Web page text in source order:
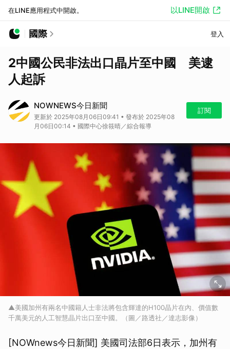
在LINE應用程式中開啟。 以LINE開啟
國際 登入
2中國公民非法出口晶片至中國 美逮
人起訴
NOWNEWS今日新聞
更新於 2025年08月06日09:41 • 發布於 2025年08
月06日00:14 • 國際中心徐筱晴／綜合報導
訂閱
▲美國加州有兩名中國籍人士非法將包含輝達的H100晶片在內、價值數
千萬美元的人工智慧晶片出口至中國。（圖／路透社／達志影像）
[NOWnews今日新聞] 美國司法部6日表示，加州有